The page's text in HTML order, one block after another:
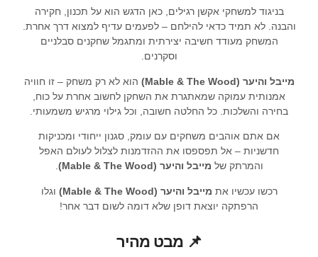
בניגוד למשחקי אקשן רגילים, כאן הדגש הוא על תכנון, חקירה
והבנה. לא תמיד כדאי להילחם – לפעמים עדיף למצוא דרך אחרת.
המשחק מעודד חשיבה יצירתית ומתגמל שחקנים סבלניים
וסקרנים.
מייבל והיער (Mable & The Wood)
הוא לא רק משחק – זו חוויה
אמנותית עמוקה שמאתגרת את השחקן לחשוב אחרת על כוח,
בחירה והשלכות. כל החלטה חשובה, וכל גילוי מרגיש משמעותי.
אם אתם אוהבים משחקים עם עומק, סגנון ייחודי ומכניקות
חדשניות – אל תפספסו את ההזדמנות לצלול לעולם האפל
והמרתק של מייבל והיער (Mable & The Wood)
רכשו עכשיו את מייבל והיער (Mable & The Wood)
וגלו
הרפתקה יוצאת דופן שלא דומה לשום דבר אחר!
📌 מבט מהיר